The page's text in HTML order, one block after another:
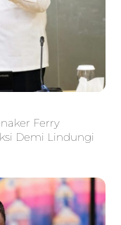
Ferry
Demi Lindungi